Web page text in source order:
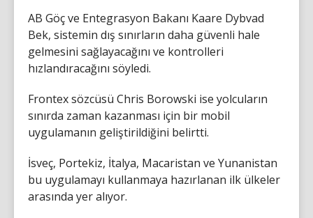
AB Göç ve Entegrasyon Bakanı Kaare Dybvad
Bek, sistemin dış sınırların daha güvenli hale
gelmesini sağlayacağını ve kontrolleri
hızlandıracağını söyledi.
Frontex sözcüsü Chris Borowski ise yolcuların
sınırda zaman kazanması için bir mobil
uygulamanın geliştirildiğini belirtti.
İsveç, Portekiz, İtalya, Macaristan ve Yunanistan
bu uygulamayı kullanmaya hazırlanan ilk ülkeler
arasında yer alıyor.